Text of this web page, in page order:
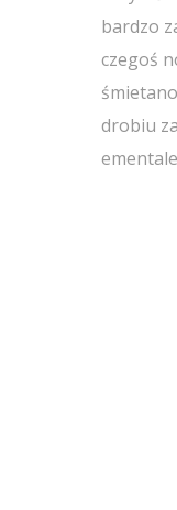
bardzo
czegoś
drobiu